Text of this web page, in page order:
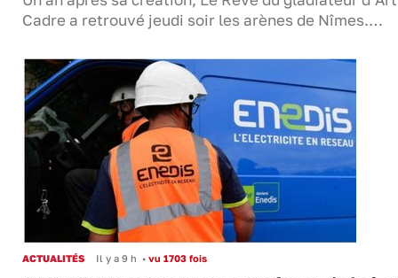
Cadre a retrouvé jeudi soir les arènes de Nîmes.…
ACTUALITÉS Il y a 9 h • vu 1703 fois